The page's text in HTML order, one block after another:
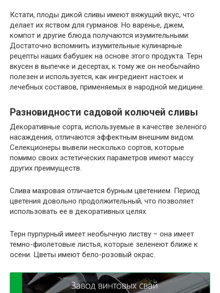
Кстати, плоды дикой сливы имеют вяжущий вкус, что
делает их яством для гурманов. Но варенье, джем,
компот и другие блюда получаются изумительными.
Достаточно вспомнить изумительные кулинарные
рецепты наших бабушек на основе этого продукта. Терн
вкусен в выпечке и десертах, к тому же он необычайно
полезен и используется, как ингредиент настоек и
лечебных составов, применяемых в народной медицине.
Разновидности садовой колючей сливы
Декоративные сорта, используемые в качестве зеленого
насаждения, отличаются эффектным внешним видом.
Селекционеры вывели несколько сортов, которые
помимо своих эстетических параметров имеют массу
других преимуществ.
Слива махровая отличается бурным цветением. Период
цветения довольно продолжительный, что позволяет
использовать ее в декоративных целях.
Терн пурпурный имеет необычную листву – она имеет
темно-фиолетовые листья, которые зеленеют ближе к
осени. Цветы имеют бело-розовый окрас.